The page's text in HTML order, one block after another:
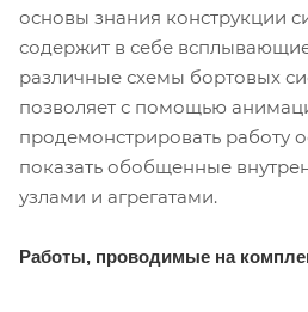
основы знания конструкции
содержит в себе
различные схемы бортовых
позволяет с помощью
продемонстрировать работу
показать обобщенные
узлами и агрегатами.
Работы, проводимые на